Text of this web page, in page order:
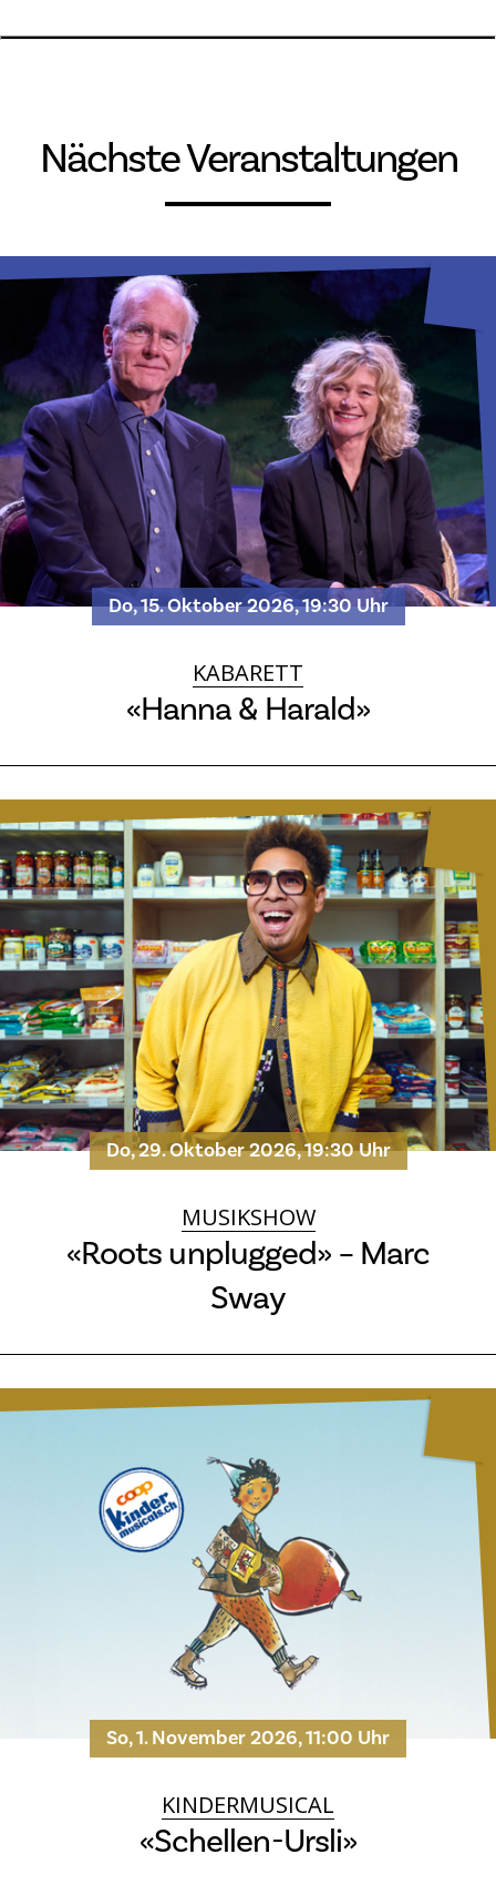
Nächste Veranstaltungen
Do, 15. Oktober 2026, 19:30 Uhr
KABARETT
«Hanna & Harald»
Do, 29. Oktober 2026, 19:30 Uhr
MUSIKSHOW
«Roots unplugged» – Marc
Sway
So, 1. November 2026, 11:00 Uhr
KINDERMUSICAL
«Schellen-Ursli»